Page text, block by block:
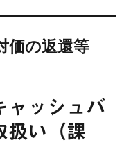
価の返還等
ャッシュバ
扱い（課